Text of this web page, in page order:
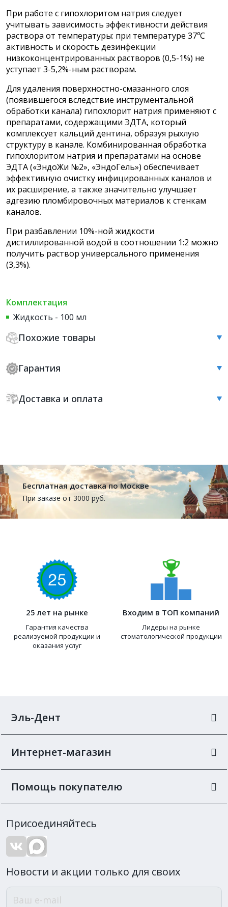
Похожие товары
Гарантия
Доставка и оплата
При работе с гипохлоритом натрия следует
учитывать зависимость эффективности действия
раствора от температуры: при температуре 37ºС
активность и скорость дезинфекции
низкоконцентрированных растворов (0,5-1%) не
уступает 3-5,2%-ным растворам.
Для удаления поверхностно-смазанного слоя
(появившегося вследствие инструментальной
обработки канала) гипохлорит натрия применяют с
препаратами, содержащими ЭДТА, который
комплексует кальций дентина, образуя рыхлую
структуру в канале. Комбинированная обработка
гипохлоритом натрия и препаратами на основе
ЭДТА («ЭндоЖи №2», «ЭндоГель») обеспечивает
эффективную очистку инфицированных каналов и
их расширение, а также значительно улучшает
адгезию пломбировочных материалов к стенкам
каналов.
При разбавлении 10%-ной жидкости
дистиллированной водой в соотношении 1:2 можно
получить раствор универсального применения
(3,3%).
Комплектация
Жидкость - 100 мл
Бесплатная доставка по Москве
При заказе от 3000 руб.
25 лет на рынке
Гарантия качества
реализуемой продукции и
оказания услуг
Входим в ТОП компаний
Лидеры на рынке
стоматологической продукции
Эль-Дент
Интернет-магазин
Помощь покупателю
Присоединяйтесь
Новости и акции только для своих